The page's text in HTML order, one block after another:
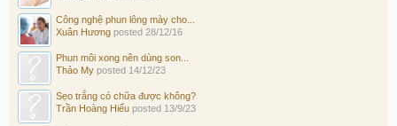
Công nghệ phun lông mày cho...
Xuân Hương posted 28/12/16
Phun môi xong nên dùng son...
Thảo My posted 14/12/23
Sẹo trắng có chữa được không?
Trần Hoàng Hiếu posted 13/9/23